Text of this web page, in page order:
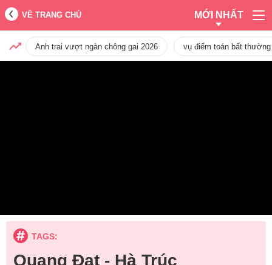
VỀ TRANG CHỦ MỚI NHẤT
Anh trai vượt ngàn chông gai 2026 vụ điểm toán bất
TAGS:
Quang Đạt - Hà Trúc